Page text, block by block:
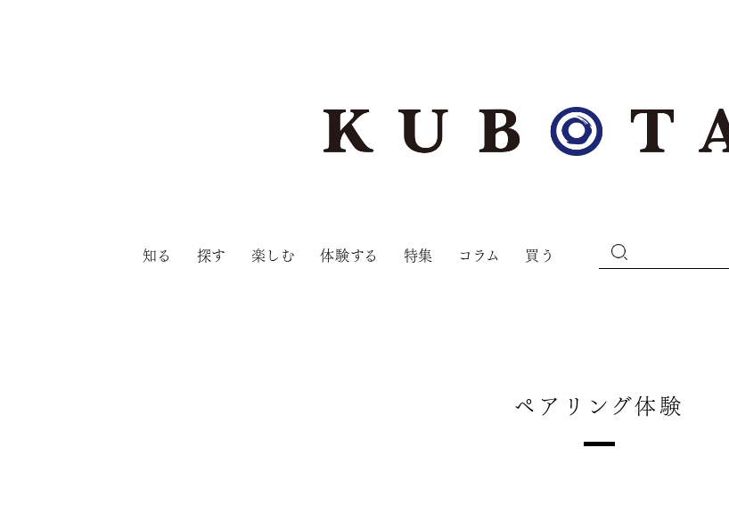
知る 探す 楽しむ 体験する 特集 コラム 買う
ペアリング体験